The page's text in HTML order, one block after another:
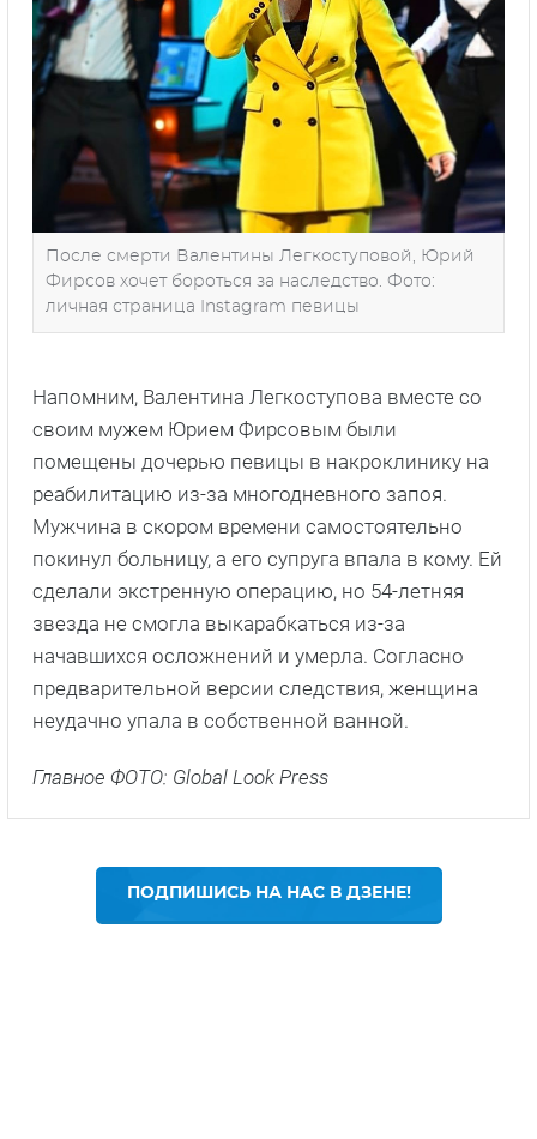
После смерти Валентины Легкоступовой, Юрий
Фирсов хочет бороться за наследство. Фото:
личная страница Instagram певицы
Напомним, Валентина Легкоступова вместе со
своим мужем Юрием Фирсовым были
помещены дочерью певицы в накроклинику на
реабилитацию из-за многодневного запоя.
Мужчина в скором времени самостоятельно
покинул больницу, а его супруга впала в кому. Ей
сделали экстренную операцию, но 54-летняя
звезда не смогла выкарабкаться из-за
начавшихся осложнений и умерла. Согласно
предварительной версии следствия, женщина
неудачно упала в собственной ванной.
Главное ФОТО: Global Look Press
ПОДПИШИСЬ НА НАС В ДЗЕНЕ!